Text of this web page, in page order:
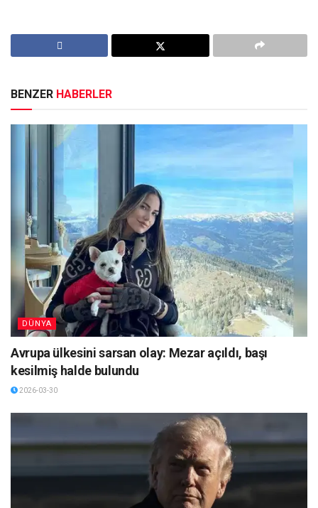
BENZER HABERLER
DÜNYA
Avrupa ülkesini sarsan olay: Mezar açıldı, başı
kesilmiş halde bulundu
2026-03-30